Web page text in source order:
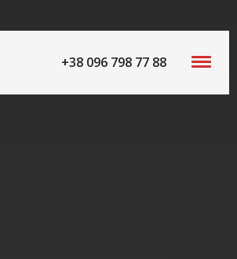
+38 096 798 77 88